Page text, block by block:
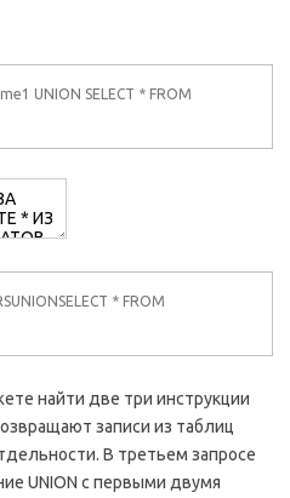
UNION SELECT * FROM
* FROM
найти две три инструкции
записи из таблиц
В третьем запросе
UNION с первыми двумя